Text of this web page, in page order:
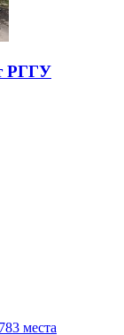
РГГУ
783 места